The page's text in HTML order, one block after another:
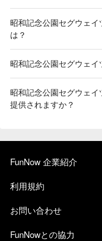
昭和記念公園セグウェ
は？
昭和記念公園セグウェイ
昭和記念公園セグウェ
提供されますか？
FunNow 企業紹介
利用規約
お問い合わせ
FunNowとの協力